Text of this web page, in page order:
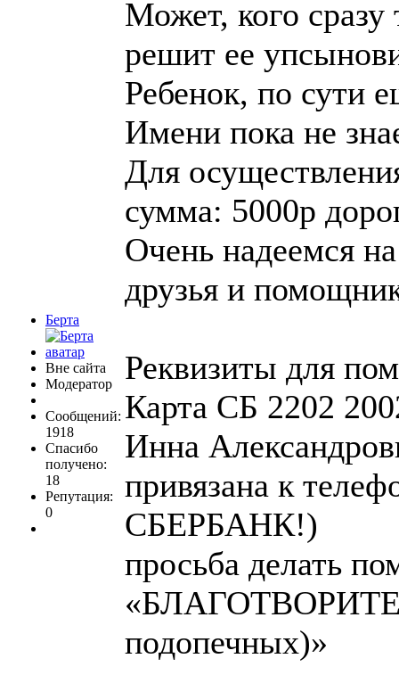
Берта
Вне сайта
Модератор
Сообщений:
1918
Спасибо
получено:
18
Репутация:
0
Может, кого сразу
решит ее
Ребенок, по сути
Имени пока не
Для
сумма: 5000р
Очень надеемся
друзья и
Реквизиты для
Карта СБ 2202
Инна
привязана к
СБЕРБАНК!)
просьба делать
подопечных)»